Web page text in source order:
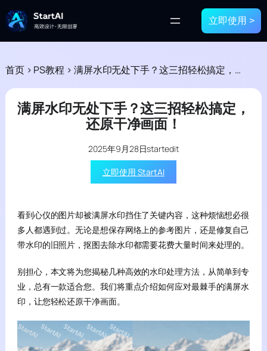
立即使用 >
首页 > PS教程 > 满屏水印无处下手？这三招轻松搞定，还原干净画面！
满屏水印无处下手？这三招轻松搞定，
还原干净画面！
2025年9月28日startedit
立即使用 StartAI
看到心仪的图片却被满屏水印挡住了关键内容，这种烦恼想必很
多人都遇到过。无论是想保存网络上的参考图片，还是修复自己
带水印的旧照片，抠图去除水印都需要花费大量时间来处理的。
别担心，本文将为您揭秘几种高效的水印处理方法，从简单到专
业，总有一款适合您。我们将重点介绍如何应对最棘手的满屏水
印，让您轻松还原干净画面。